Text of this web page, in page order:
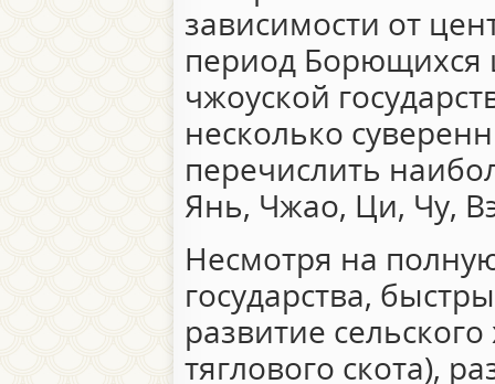
зависимости от
период Борющихся
чжоуской
несколько
перечислить
Янь, Чжао, Ци, Чу,
Несмотря на
государства,
развитие
тяглового скота),